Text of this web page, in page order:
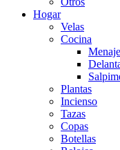
Hogar
Velas
Cocina
Menaje
Plantas
Incienso
Tazas
Copas
Botellas